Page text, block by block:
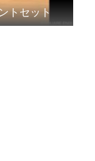
トセット